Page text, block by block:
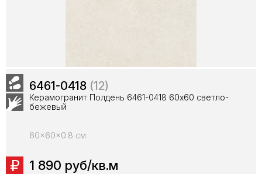
6461-0418 (12)
Керамогранит Полдень 6461-0418 60х60 светло-
бежевый
60x60x0.8 см
1 890 руб/кв.м